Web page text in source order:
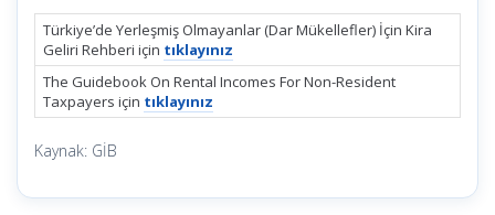
Türkiye’de Yerleşmiş Olmayanlar (Dar Mükellefler) İçin Kira
Geliri Rehberi için tıklayınız
The Guidebook On Rental Incomes For Non-Resident
Taxpayers için tıklayınız
Kaynak: GİB